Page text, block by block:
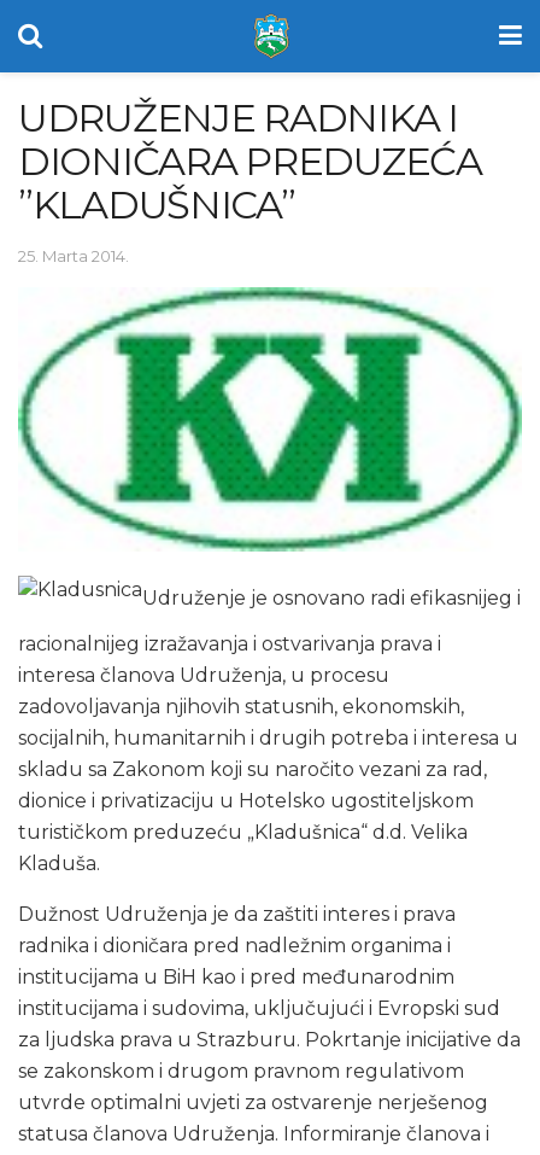
UDRUŽENJE RADNIKA I
DIONIČARA PREDUZEĆA
”KLADUŠNICA”
25. Marta 2014.
Udruženje je osnovano radi efikasnijeg i
racionalnijeg izražavanja i ostvarivanja prava i
interesa članova Udruženja, u procesu
zadovoljavanja njihovih statusnih, ekonomskih,
socijalnih, humanitarnih i drugih potreba i interesa u
skladu sa Zakonom koji su naročito vezani za rad,
dionice i privatizaciju u Hotelsko ugostiteljskom
turističkom preduzeću „Kladušnica“ d.d. Velika
Kladuša.
Dužnost Udruženja je da zaštiti interes i prava
radnika i dioničara pred nadležnim organima i
institucijama u BiH kao i pred međunarodnim
institucijama i sudovima, uključujući i Evropski sud
za ljudska prava u Strazburu. Pokrtanje inicijative da
se zakonskom i drugom pravnom regulativom
utvrde optimalni uvjeti za ostvarenje nerješenog
statusa članova Udruženja. Informiranje članova i